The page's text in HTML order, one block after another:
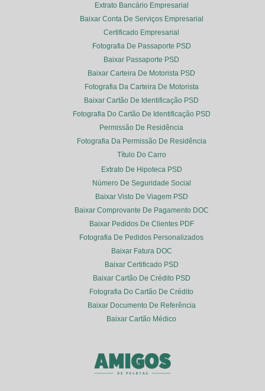
Extrato Bancário Empresarial
Baixar Conta De Serviços Empresarial
Certificado Empresarial
Fotografia De Passaporte PSD
Baixar Passaporte PSD
Baixar Carteira De Motorista PSD
Fotografia Da Carteira De Motorista
Baixar Cartão De Identificação PSD
Fotografia Do Cartão De Identificação PSD
Permissão De Residência
Fotografia Da Permissão De Residência
Título Do Carro
Extrato De Hipoteca PSD
Número De Seguridade Social
Baixar Visto De Viagem PSD
Baixar Comprovante De Pagamento DOC
Baixar Pedidos De Clientes PDF
Fotografia De Pedidos Personalizados
Baixar Fatura DOC
Baixar Certificado PSD
Baixar Cartão De Crédito PSD
Fotografia Do Cartão De Crédito
Baixar Documento De Referência
Baixar Cartão Médico